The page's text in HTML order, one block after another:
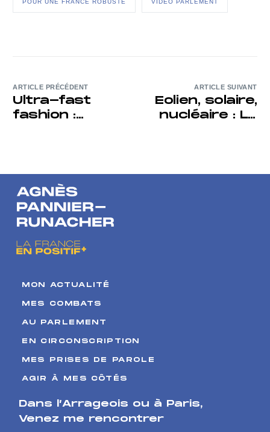
POUR UNE FRANCE ROBUSTE VIDÉO PARLEMENT
ARTICLE PRÉCÉDENT
Ultra-fast
fashion :
commerçants
ARTICLE SUIVANT
Eolien, solaire,
nucléaire : La
idéologiques
MON ACTUALITÉ
MES COMBATS
AU PARLEMENT
EN CIRCONSCRIPTION
MES PRISES DE PAROLE
AGIR À MES CÔTÉS
Dans l’Arrageois ou à Paris,
Venez me rencontrer